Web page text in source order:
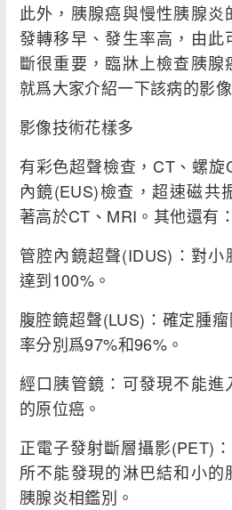
此外，胰腺癌與慢性胰腺
發轉移早、發生率高，由
斷很重要，臨牀上檢查胰
就爲大家介紹一下該病的影
影像技術花樣多
有彩色超聲檢查，CT、螺
內鏡(EUS)檢查，超速磁共
著高於CT、MRI。其他還有：
管腔內鏡超聲(IDUS)：對
達到100%。
腹腔鏡超聲(LUS)：確定腫
率分別爲97%和96%。
經口胰管鏡：可發現不能
的原位癌。
正電子發射斷層攝影(PET)
所不能發現的淋巴結和小
胰腺炎相鑑別。